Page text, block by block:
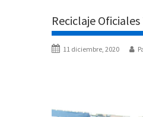
Reciclaje
11 diciembre, 2020